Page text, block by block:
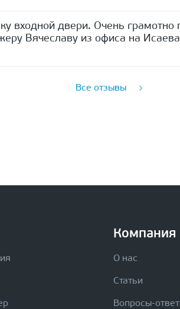
входной двери. Очень
Вячеславу из офиса на
Все отзывы
Компания
О нас
Статьи
Вопросы-